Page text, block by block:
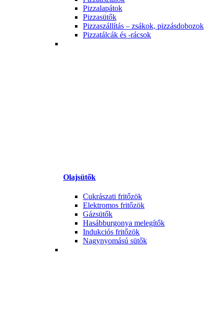
Pizzalapátok
Pizzasütők
Pizzaszállítás – zsákok, pizzásdobozok
Pizzatálcák és -rácsok
Olajsütők
Cukrászati fritőzök
Elektromos fritőzök
Gázsütők
Hasábburgonya melegítők
Indukciós fritőzök
Nagynyomású sütők